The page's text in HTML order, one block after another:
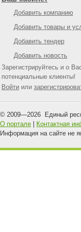
Добавить компанию
Добавить товары и
Добавить тендер
Добавить новость
Зарегистрируйтесь и о
потенциальные клиенты!
Войти или
© 2009—2026 Единый
О портале
Контактная
Информация на сайте не